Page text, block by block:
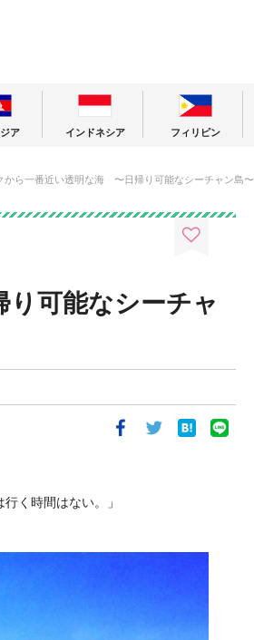
ア インドネシア フィリピン
から一番近い透明な海 〜日帰り可能なシーチャン島〜
可能なシーチャ
く時間はない。」